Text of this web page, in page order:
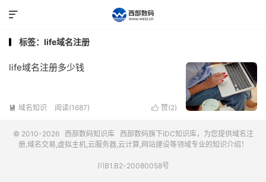

标签：life域名注册
life域名注册多少钱
 域名知识 阅读(1687)  赞(2)
© 2010-2026 西部数码知识库 西部数码旗下IDC知识库，为您提供域名注
册,域名交易,虚拟主机,云服务器,云计算,网站建设等领域专业的知识介绍！
川B1.B2-20080058号